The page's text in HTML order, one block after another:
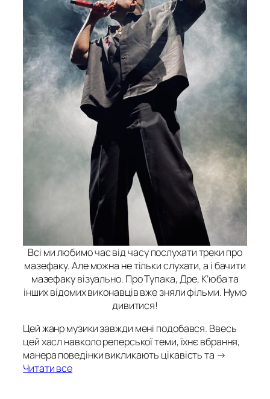
Всі ми любимо час від часу послухати треки про
мазефаку. Але можна не тільки слухати, а і бачити
мазефаку візуально. Про Тупака, Дре, К’юба та
інших відомих виконавців вже зняли фільми. Нумо
дивитися!
Цей жанр музики завжди мені подобався. Ввесь
цей хасл навколо реперської теми, їхнє вбрання,
манера поведінки викликають цікавість та →
Читати все